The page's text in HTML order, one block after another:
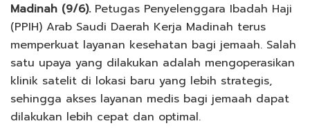
Madinah (9/6).Petugas Penyelenggara Ibadah Haji
(PPIH) Arab Saudi Daerah Kerja Madinah terus
memperkuat layanan kesehatan bagi jemaah. Salah
satu upaya yang dilakukan adalah mengoperasikan
klinik satelit di lokasi baru yang lebih strategis,
sehingga akses layanan medis bagi jemaah dapat
dilakukan lebih cepat dan optimal.